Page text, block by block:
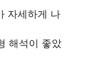
자세하게 나
해석이 좋았